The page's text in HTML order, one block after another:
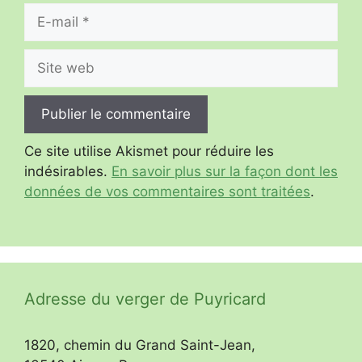
mail
web
Ce site utilise Akismet pour réduire les
indésirables. En savoir plus sur la façon dont les
données de vos commentaires sont traitées.
Adresse du verger de Puyricard
1820, chemin du Grand Saint-Jean,